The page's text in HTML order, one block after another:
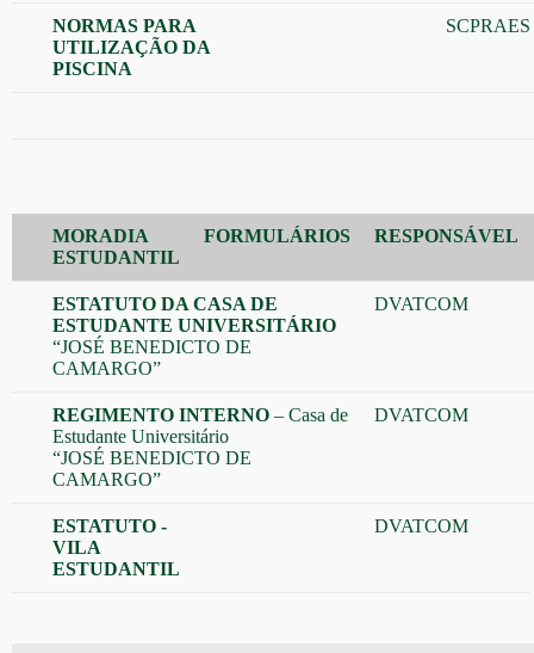
NORMAS PARA
UTILIZAÇÃO DA
PISCINA
SCPRAES
MORADIA
ESTUDANTIL
FORMULÁRIOS RESPONSÁVEL
ESTATUTO DA CASA DE
ESTUDANTE UNIVERSITÁRIO
“JOSÉ BENEDICTO DE
CAMARGO”
DVATCOM
REGIMENTO INTERNO – Casa de
Estudante Universitário
“JOSÉ BENEDICTO DE
CAMARGO”
DVATCOM
ESTATUTO -
VILA
ESTUDANTIL
DVATCOM